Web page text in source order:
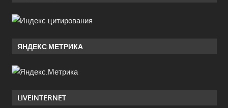
ЯНДЕКС.МЕТРИКА
LIVEINTERNET